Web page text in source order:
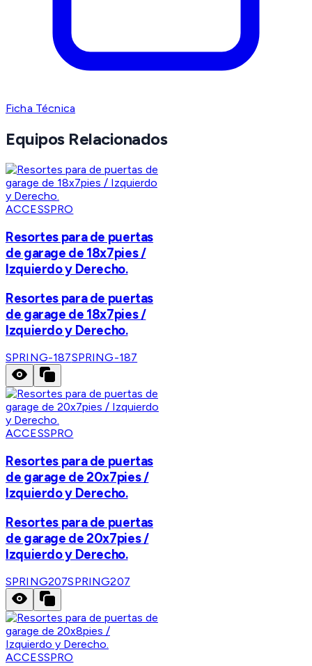
Ficha Técnica
Equipos Relacionados
ACCESSPRO
Resortes para de puertas
de garage de 18x7pies /
Izquierdo y Derecho.
Resortes para de puertas
de garage de 18x7pies /
Izquierdo y Derecho.
SPRING-187SPRING-187
ACCESSPRO
Resortes para de puertas
de garage de 20x7pies /
Izquierdo y Derecho.
Resortes para de puertas
de garage de 20x7pies /
Izquierdo y Derecho.
SPRING207SPRING207
ACCESSPRO